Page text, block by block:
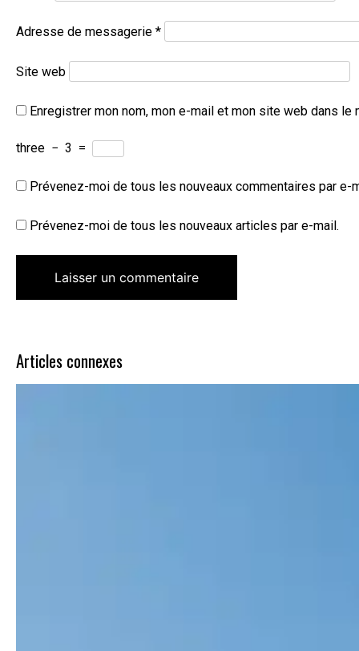
Adresse de messagerie *
Site web
Enregistrer mon nom, mon e-mail et mon site web dans le
three − 3 =
Prévenez-moi de tous les nouveaux commentaires par e-
Prévenez-moi de tous les nouveaux articles par e-mail.
Articles connexes